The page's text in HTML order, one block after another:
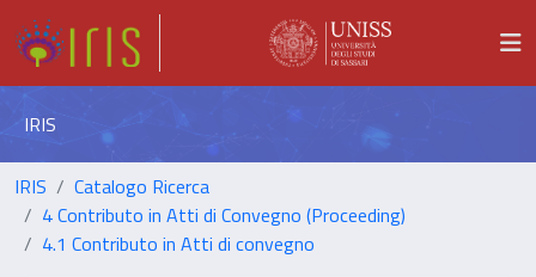
IRIS
IRIS
Catalogo Ricerca
4 Contributo in Atti di Convegno (Proceeding)
4.1 Contributo in Atti di convegno